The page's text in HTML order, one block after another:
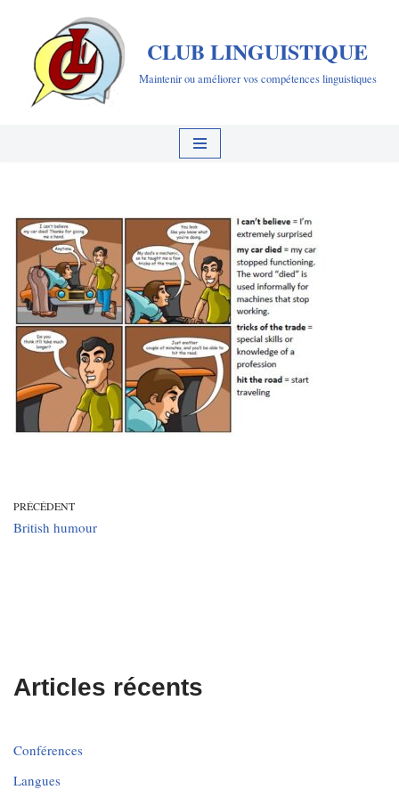
Aller
contenu
CLUB LINGUISTIQUE
Maintenir ou améliorer vos compétences linguistiques
PRÉCÉDENT
British humour
Articles récents
Conférences
Langues